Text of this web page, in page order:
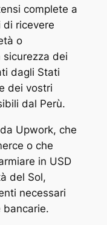
complete a
di ricevere
o
dei
dagli Stati
dei vostri
dal Perù.
Upwork, che
o che
in USD
del Sol,
necessari
bancarie.